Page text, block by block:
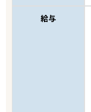
給与